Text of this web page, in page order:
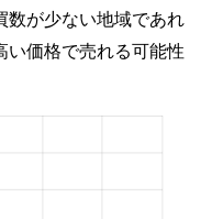
数が少ない地域であれ
い価格で売れる可能性